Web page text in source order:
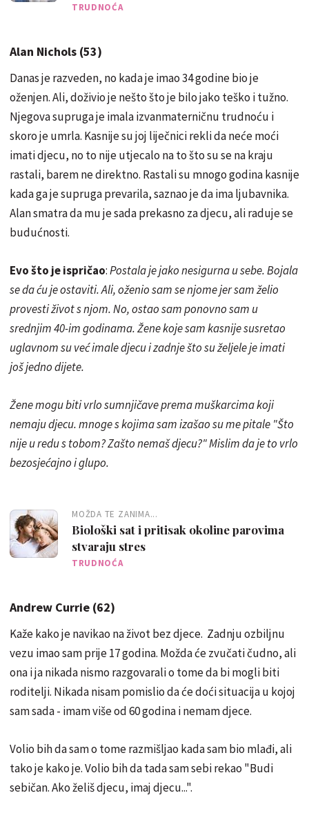
TRUDNOĆA
Alan Nichols (53)
Danas je razveden, no kada je imao 34 godine bio je
oženjen. Ali, doživio je nešto što je bilo jako teško i tužno.
Njegova supruga je imala izvanmaterničnu trudnoću i
skoro je umrla. Kasnije su joj liječnici rekli da neće moći
imati djecu, no to nije utjecalo na to što su se na kraju
rastali, barem ne direktno. Rastali su mnogo godina kasnije
kada ga je supruga prevarila, saznao je da ima ljubavnika.
Alan smatra da mu je sada prekasno za djecu, ali raduje se
budućnosti.
Evo što je ispričao:Postala je jako nesigurna u sebe. Bojala
se da ću je ostaviti. Ali, oženio sam se njome jer sam želio
provesti život s njom. No, ostao sam ponovno sam u
srednjim 40-im godinama. Žene koje sam kasnije susretao
uglavnom su već imale djecu i zadnje što su željele je imati
još jedno dijete.
Žene mogu biti vrlo sumnjičave prema muškarcima koji
nemaju djecu. mnoge s kojima sam izašao su me pitale "Što
nije u redu s tobom? Zašto nemaš djecu?" Mislim da je to vrlo
bezosjećajno i glupo.
MOŽDA TE ZANIMA...
Biološki sat i pritisak okoline parovima
stvaraju stres
TRUDNOĆA
Andrew Currie (62)
Kaže kako je navikao na život bez djece. Zadnju ozbiljnu
vezu imao sam prije 17 godina. Možda će zvučati čudno, ali
ona i ja nikada nismo razgovarali o tome da bi mogli biti
roditelji. Nikada nisam pomislio da će doći situacija u kojoj
sam sada - imam više od 60 godina i nemam djece.
Volio bih da sam o tome razmišljao kada sam bio mlađi, ali
tako je kako je. Volio bih da tada sam sebi rekao "Budi
sebičan. Ako želiš djecu, imaj djecu...".